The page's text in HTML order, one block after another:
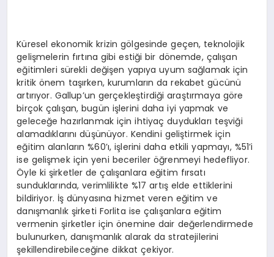
Küresel ekonomik krizin gölgesinde geçen, teknolojik
gelişmelerin fırtına gibi estiği bir dönemde, çalışan
eğitimleri sürekli değişen yapıya uyum sağlamak için
kritik önem taşırken, kurumların da rekabet gücünü
artırıyor. Gallup’un gerçekleştirdiği araştırmaya göre
birçok çalışan, bugün işlerini daha iyi yapmak ve
geleceğe hazırlanmak için ihtiyaç duydukları teşviği
alamadıklarını düşünüyor. Kendini geliştirmek için
eğitim alanların %60’ı, işlerini daha etkili yapmayı, %51’i
ise gelişmek için yeni beceriler öğrenmeyi hedefliyor.
Öyle ki şirketler de çalışanlara eğitim fırsatı
sunduklarında, verimlilikte %17 artış elde ettiklerini
bildiriyor. İş dünyasına hizmet veren eğitim ve
danışmanlık şirketi Forlita ise çalışanlara eğitim
vermenin şirketler için önemine dair değerlendirmede
bulunurken, danışmanlık alarak da stratejilerini
şekillendirebileceğine dikkat çekiyor.